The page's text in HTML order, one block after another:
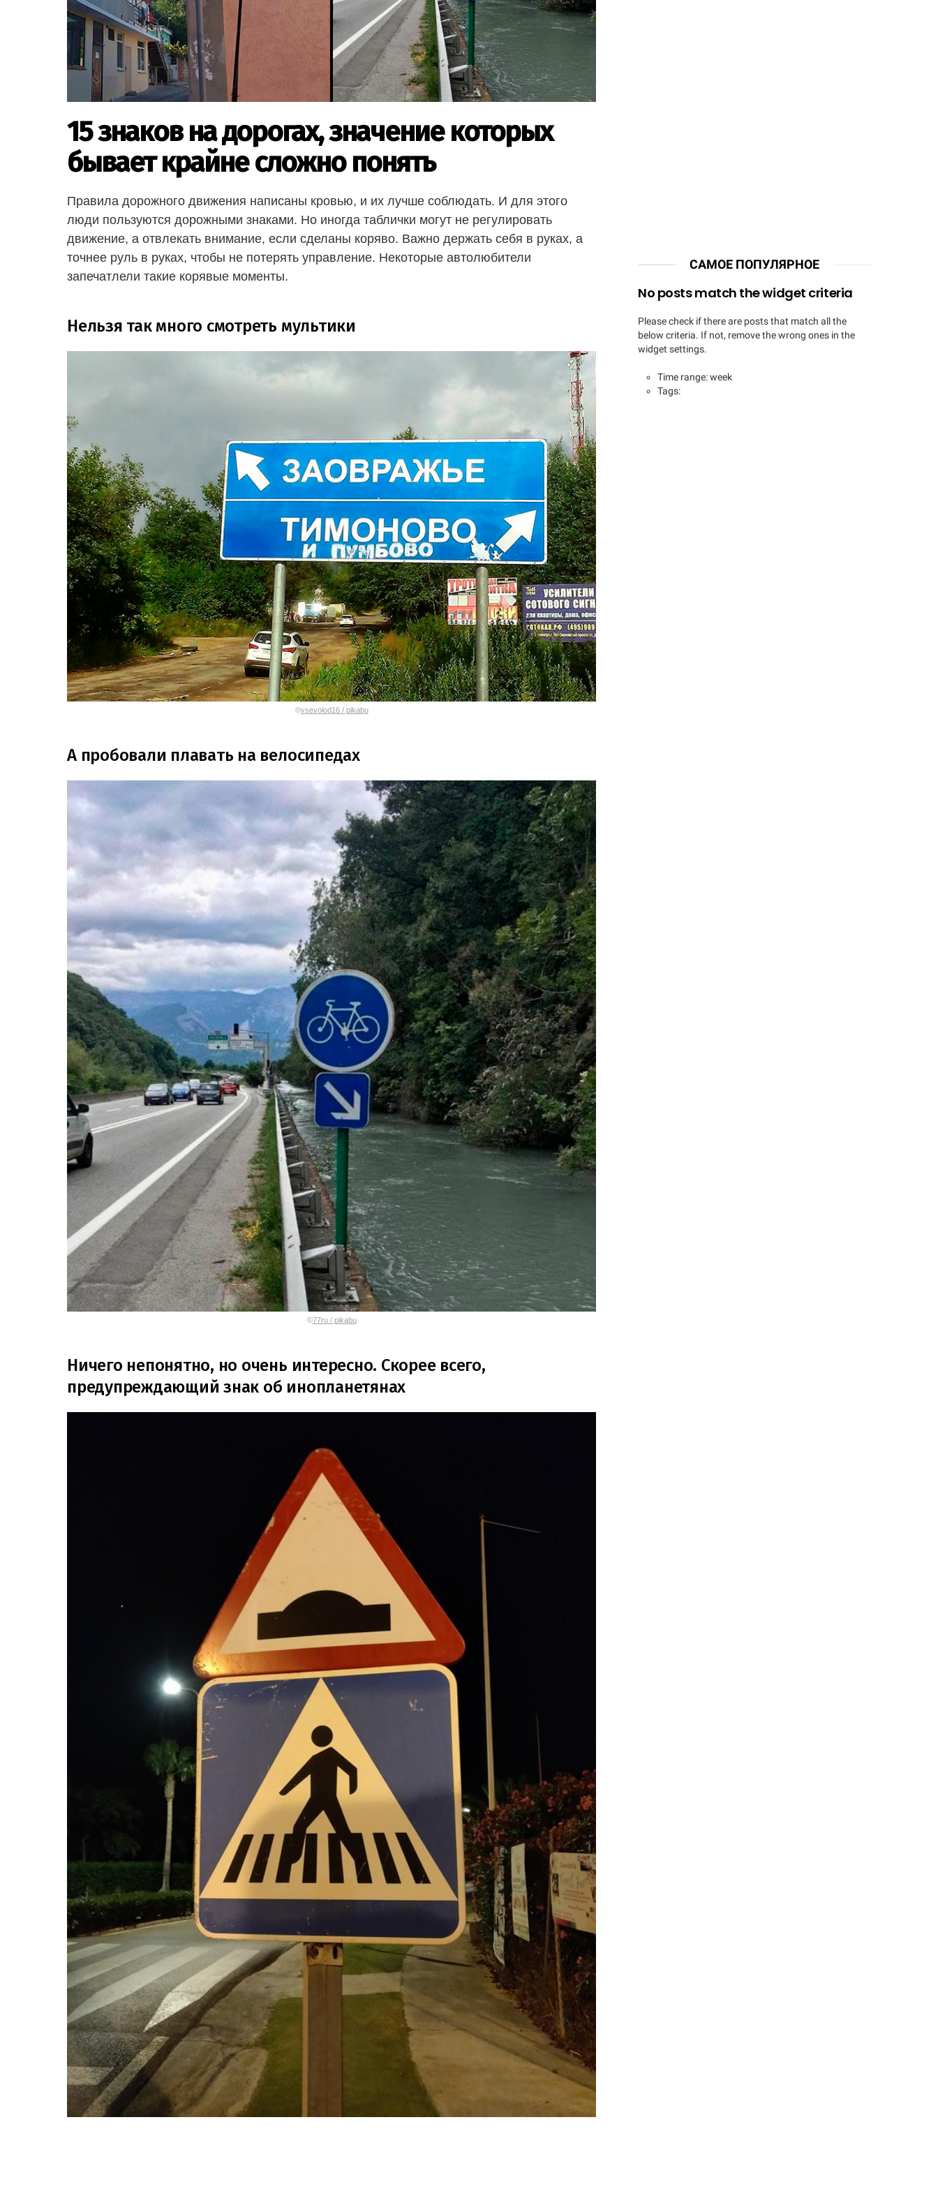
15 знаков на дорогах, значение которых
бывает крайне сложно понять
Правила дорожного движения написаны кровью, и их лучше соблюдать. И для этого
люди пользуются дорожными знаками. Но иногда таблички могут не регулировать
движение, а отвлекать внимание, если сделаны коряво. Важно держать себя в руках, а
точнее руль в руках, чтобы не потерять управление. Некоторые автолюбители
запечатлели такие корявые моменты.
Нельзя так много смотреть мультики
©vsevolod16 / pikabu
А пробовали плавать на велосипедах
©77ru / pikabu
Ничего непонятно, но очень интересно. Скорее всего,
предупреждающий знак об инопланетянах
САМОЕ ПОПУЛЯРНОЕ
No posts match the widget criteria
Please check if there are posts that match all the
below criteria. If not, remove the wrong ones in the
widget settings.
Time range: week
Tags: